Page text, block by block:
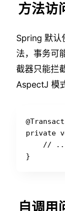
方法访
Spring 默认
法，事务可
截器只能拦
AspectJ 模
private
//
自调用